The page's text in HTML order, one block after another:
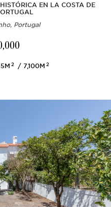
EN LA COSTA DE
Portugal
2 7,100M2